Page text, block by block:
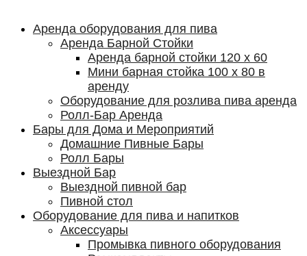
Аренда оборудования для пива
Аренда Барной Cтойки
Аренда барной стойки 120 х 60
Мини барная стойка 100 х 80 в
аренду
Оборудование для розлива пива аренда
Ролл-Бар Аренда
Бары для Дома и Мероприятий
Домашние Пивные Бары
Ролл Бары
Выездной Бар
Выездной пивной бар
Пивной стол
Оборудование для пива и напитков
Аксессуары
Промывка пивного оборудования